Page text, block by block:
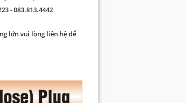
- 083.813.4442
lớn vui lòng liên hệ để